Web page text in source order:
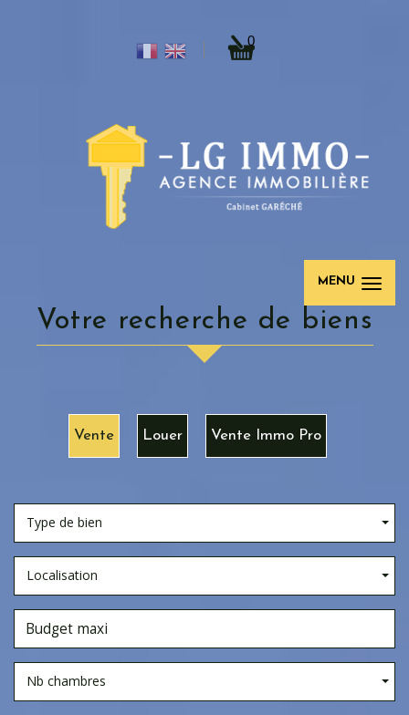
0
MENU
votre recherche de biens
Vente Louer Vente Immo Pro
Type de bien
Localisation
Nb chambres